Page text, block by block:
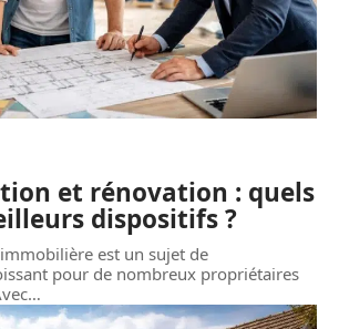
et rénovation : quels
dispositifs ?
est un sujet de
pour de nombreux propriétaires
…